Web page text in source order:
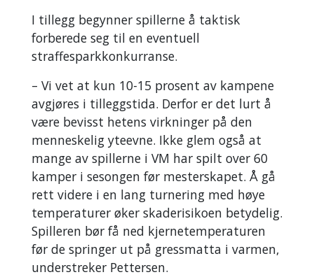
I tillegg begynner spillerne å taktisk
forberede seg til en eventuell
straffesparkkonkurranse.
– Vi vet at kun 10-15 prosent av kampene
avgjøres i tilleggstida. Derfor er det lurt å
være bevisst hetens virkninger på den
menneskelig yteevne. Ikke glem også at
mange av spillerne i VM har spilt over 60
kamper i sesongen før mesterskapet. Å gå
rett videre i en lang turnering med høye
temperaturer øker skaderisikoen betydelig.
Spilleren bør få ned kjernetemperaturen
før de springer ut på gressmatta i varmen,
understreker Pettersen.